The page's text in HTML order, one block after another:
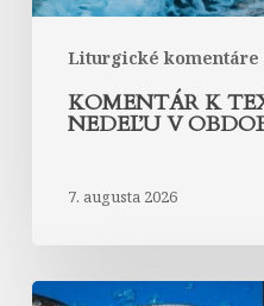
Liturgické komentáre
„A“
KOMENTÁR K
NEDEĽU V
7. augusta 2026
Komentár